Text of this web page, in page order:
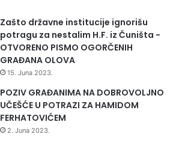
Zašto državne institucije ignorišu
potragu za nestalim H.F. iz Čuništa -
OTVORENO PISMO OGORČENIH
GRAĐANA OLOVA
15. Juna 2023.
POZIV GRAĐANIMA NA DOBROVOLJNO
UČEŠĆE U POTRAZI ZA HAMIDOM
FERHATOVIĆEM
2. Juna 2023.